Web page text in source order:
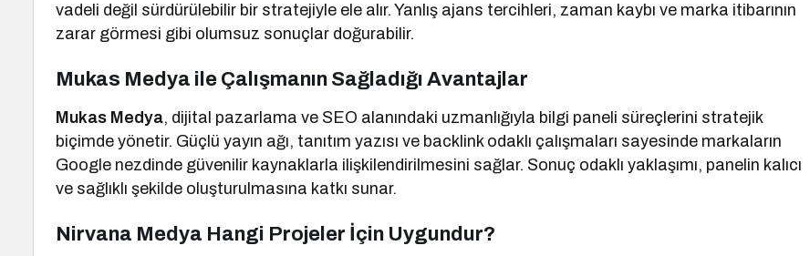
vadeli değil sürdürülebilir bir stratejiyle ele alır. Yanlış ajans tercihleri, zaman kaybı ve marka itibarının
zarar görmesi gibi olumsuz sonuçlar doğurabilir.
Mukas Medya ile Çalışmanın Sağladığı Avantajlar
Mukas Medya, dijital pazarlama ve SEO alanındaki uzmanlığıyla bilgi paneli süreçlerini stratejik
biçimde yönetir. Güçlü yayın ağı, tanıtım yazısı ve backlink odaklı çalışmaları sayesinde markaların
Google nezdinde güvenilir kaynaklarla ilişkilendirilmesini sağlar. Sonuç odaklı yaklaşımı, panelin kalıcı
ve sağlıklı şekilde oluşturulmasına katkı sunar.
Nirvana Medya Hangi Projeler İçin Uygundur?